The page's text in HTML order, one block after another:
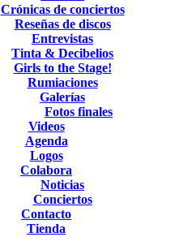
Crónicas de conciertos
Reseñas de discos
Entrevistas
Tinta & Decibelios
Girls to the Stage!
Rumiaciones
Galerías
Fotos finales
Videos
Agenda
Logos
Colabora
Noticias
Conciertos
Contacto
Tienda